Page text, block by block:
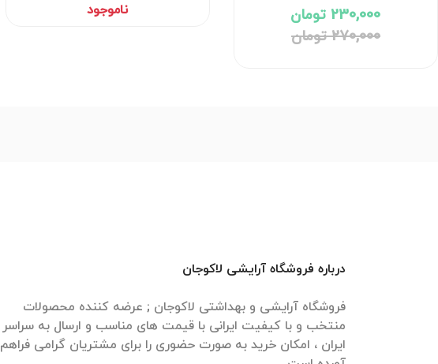
230,000 تومان
270,000 تومان
ناموجود
درباره فروشگاه آرایشی لاکوجان
فروشگاه آرایشی و بهداشتی لاکوجان ; عرضه کننده محصولات
منتخب و با کیفیت ایرانی با قیمت های مناسب و ارسال به سراسر
ایران ، امکان خرید به صورت حضوری را برای مشتریان گرامی فراهم